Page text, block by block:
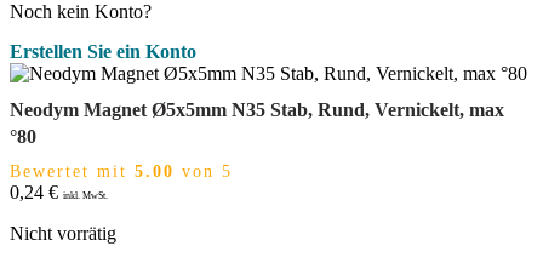
Noch kein Konto?
Erstellen Sie ein Konto
Neodym Magnet Ø5x5mm N35 Stab, Rund, Vernickelt, max
°80
Bewertet mit 5.00 von 5
0,24 € inkl. MwSt.
Nicht vorrätig